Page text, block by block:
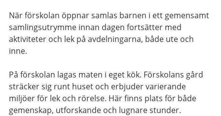
När förskolan öppnar samlas barnen i ett gemensamt
samlingsutrymme innan dagen fortsätter med
aktiviteter och lek på avdelningarna, både ute och
inne.
På förskolan lagas maten i eget kök. Förskolans gård
sträcker sig runt huset och erbjuder varierande
miljöer för lek och rörelse. Här finns plats för både
gemenskap, utforskande och lugnare stunder.